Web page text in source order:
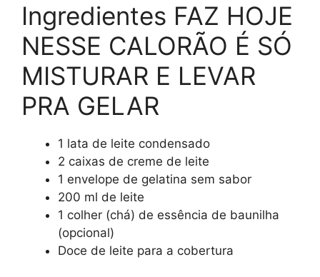
Ingredientes FAZ HOJE
NESSE CALORÃO É SÓ
MISTURAR E LEVAR
PRA GELAR
1 lata de leite condensado
2 caixas de creme de leite
1 envelope de gelatina sem sabor
200 ml de leite
1 colher (chá) de essência de baunilha
(opcional)
Doce de leite para a cobertura